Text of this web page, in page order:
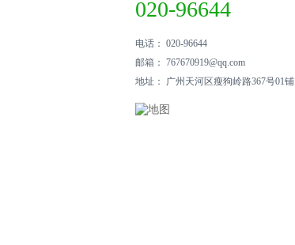
020-96644
电话： 020-96644
邮箱： 767670919@qq.com
地址： 广州天河区瘦狗岭路367号01铺